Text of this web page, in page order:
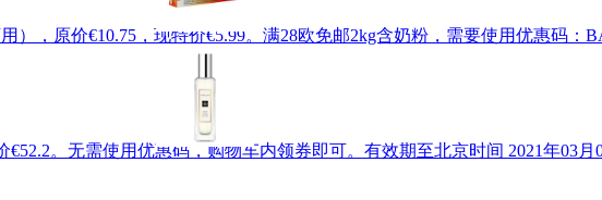
，原价€10.75，现特价€5.99。满28欧免邮2kg含奶粉，需要使用优惠码：
。无需使用优惠码，购物车内领券即可。有效期至北京时间 2021年03月